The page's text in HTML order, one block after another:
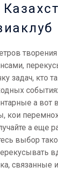
задач, кто
а вот
кои
а еще
выбор
связанные